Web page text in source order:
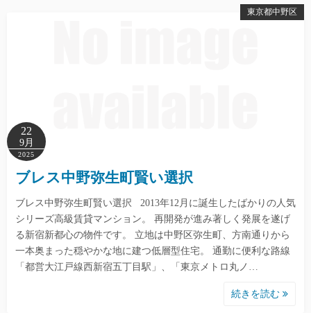
東京都中野区
22
9月
2025
ブレス中野弥生町賢い選択
ブレス中野弥生町賢い選択 2013年12月に誕生したばかりの人気
シリーズ高級賃貸マンション。 再開発が進み著しく発展を遂げ
る新宿新都心の物件です。 立地は中野区弥生町、方南通りから
一本奥まった穏やかな地に建つ低層型住宅。 通勤に便利な路線
「都営大江戸線西新宿五丁目駅」、「東京メトロ丸ノ…
続きを読む